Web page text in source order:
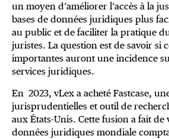
un moyen d’améliorer l’accès à la
bases de données juridiques plus
au public et de faciliter la pratique
juristes. La question est de savoir si
importantes auront une incidence
services juridiques.
En 2023, vLex a acheté Fastcase,
jurisprudentielles et outil de
aux États-Unis. Cette fusion a fait de
données juridiques mondiale